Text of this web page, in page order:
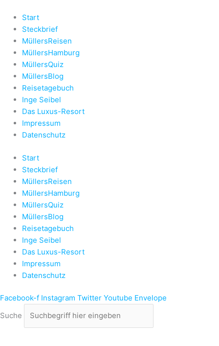
Inhalt
springen
Start
Steckbrief
MüllersReisen
MüllersHamburg
MüllersQuiz
MüllersBlog
Reisetagebuch
Inge Seibel
Das Luxus-Resort
Impressum
Datenschutz
Start
Steckbrief
MüllersReisen
MüllersHamburg
MüllersQuiz
MüllersBlog
Reisetagebuch
Inge Seibel
Das Luxus-Resort
Impressum
Datenschutz
Facebook-f Instagram Twitter Youtube Envelope
Suche